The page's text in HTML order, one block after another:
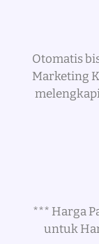
Otomatis
Marketing
*** Harga
untuk